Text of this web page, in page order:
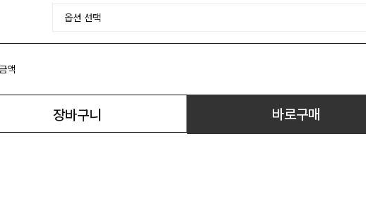
액
장바구니 바로구매